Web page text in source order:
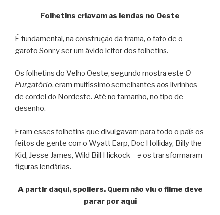
Folhetins criavam as lendas no Oeste
É fundamental, na construção da trama, o fato de o
garoto Sonny ser um ávido leitor dos folhetins.
Os folhetins do Velho Oeste, segundo mostra este O
Purgatório, eram muitíssimo semelhantes aos livrinhos
de cordel do Nordeste. Até no tamanho, no tipo de
desenho.
Eram esses folhetins que divulgavam para todo o país os
feitos de gente como Wyatt Earp, Doc Holliday, Billy the
Kid, Jesse James, Wild Bill Hickock – e os transformaram
figuras lendárias.
A partir daqui, spoilers. Quem não viu o filme deve
parar por aqui